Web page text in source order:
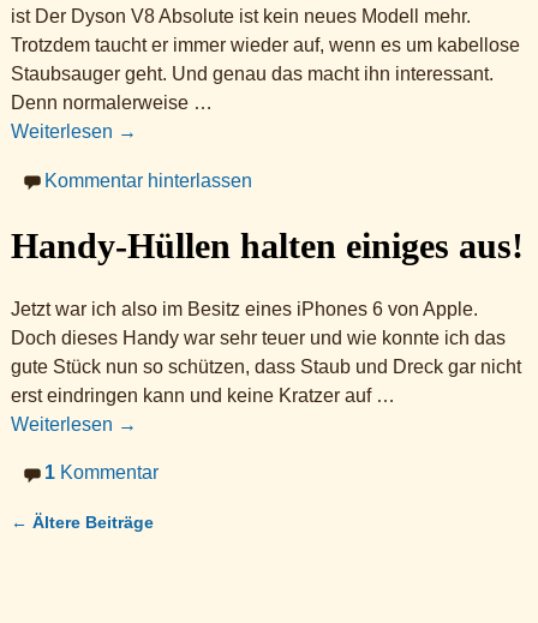
ist Der Dyson V8 Absolute ist kein neues Modell mehr.
Trotzdem taucht er immer wieder auf, wenn es um kabellose
Staubsauger geht. Und genau das macht ihn interessant.
Denn normalerweise …
Weiterlesen →
Kommentar hinterlassen
Handy-Hüllen halten einiges aus!
Jetzt war ich also im Besitz eines iPhones 6 von Apple.
Doch dieses Handy war sehr teuer und wie konnte ich das
gute Stück nun so schützen, dass Staub und Dreck gar nicht
erst eindringen kann und keine Kratzer auf …
Weiterlesen →
1Kommentar
← Ältere Beiträge